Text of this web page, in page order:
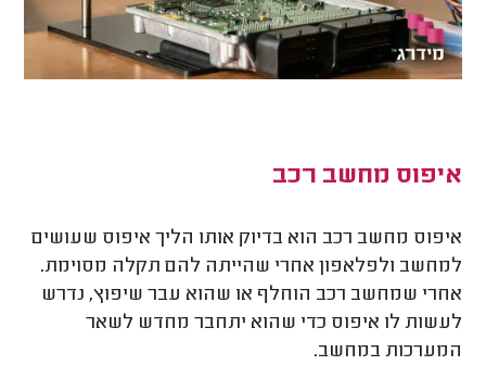
איפוס מחשב רכב
איפוס מחשב רכב הוא בדיוק אותו הליך איפוס שעושים
למחשב ולפלאפון אחרי שהייתה להם תקלה מסוימת.
אחרי שמחשב רכב הוחלף או שהוא עבר שיפוץ, נדרש
לעשות לו איפוס כדי שהוא יתחבר מחדש לשאר
המערכות במחשב.